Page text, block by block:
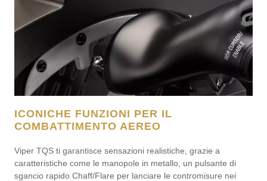
ICONICHE FUNZIONI PER IL
COMBATTIMENTO AEREO
Viper TQS ti garantisce sensazioni realistiche, grazie a
caratteristiche come le manopole in metallo, un pulsante di
sgancio rapido Chaff/Flare per lanciare le contromisure nei